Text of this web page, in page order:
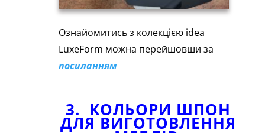
Ознайомитись з колекцією idea
LuxeForm можна перейшовши за
посиланням
3. КОЛЬОРИ ШПОН
ДЛЯ ВИГОТОВЛЕННЯ